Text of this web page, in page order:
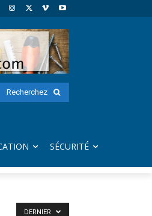
Recherchez
SÉCURITÉ
DERNIER